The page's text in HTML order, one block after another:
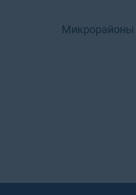
Микрорайоны